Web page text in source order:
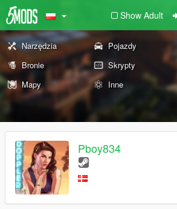
Show Adult
Narzędzia Pojazdy
Bronie
Skrypty
Mapy
Inne
Pboy834